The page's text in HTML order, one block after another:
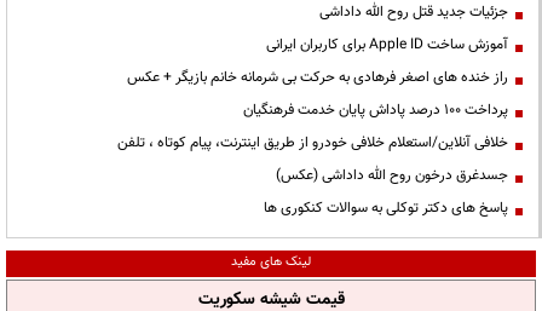
جزئیات جدید قتل روح الله داداشی
آموزش ساخت Apple ID برای کاربران ایرانی
راز خنده های اصغر فرهادی به حرکت بی شرمانه خانم بازیگر + عکس
پرداخت ۱۰۰ درصد پاداش پایان خدمت فرهنگیان
خلافی آنلاین/استعلام خلافی خودرو از طریق اینترنت، پیام کوتاه ، تلفن
جسدغرق درخون روح الله داداشی (عکس)
پاسخ های دکتر توکلی به سوالات کنکوری ها
لینک های مفید
قیمت شیشه سکوریت